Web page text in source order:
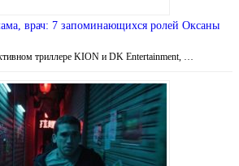
врач: 7 запоминающихся ролей Оксаны
триллере KION и DK Entertainment, …